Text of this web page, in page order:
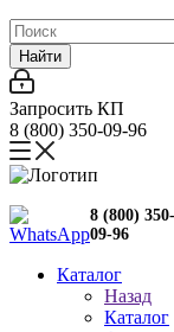
Найти
Запросить КП
8 (800) 350-09-96
8 (800) 350-
09-96
Каталог
Назад
Каталог